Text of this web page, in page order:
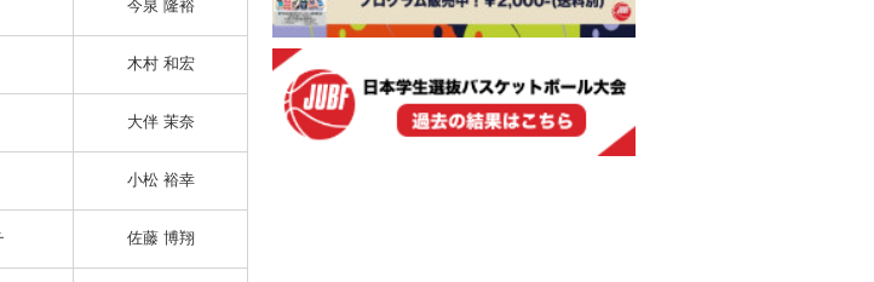
今泉 隆裕
木村 和宏
大伴 茉奈
小松 裕幸
佐藤 博翔